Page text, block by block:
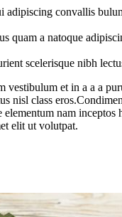
adipiscing convallis
quam a natoque
scelerisque nibh
vestibulum et in a a a
nisl class
nam inceptos
elit ut volutpat.